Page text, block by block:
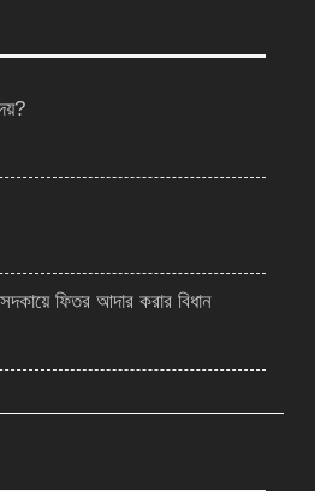
ফিতর আদার করার বিধান